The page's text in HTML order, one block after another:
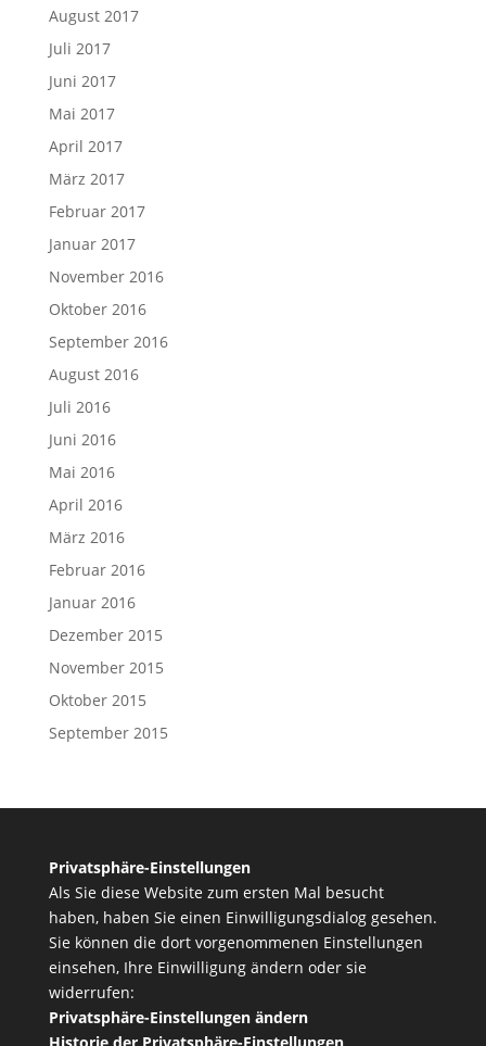
August 2017
Juli 2017
Juni 2017
Mai 2017
April 2017
März 2017
Februar 2017
Januar 2017
November 2016
Oktober 2016
September 2016
August 2016
Juli 2016
Juni 2016
Mai 2016
April 2016
März 2016
Februar 2016
Januar 2016
Dezember 2015
November 2015
Oktober 2015
September 2015
Privatsphäre-Einstellungen
Als Sie diese Website zum ersten Mal besucht
haben, haben Sie einen Einwilligungsdialog gesehen.
Sie können die dort vorgenommenen Einstellungen
einsehen, Ihre Einwilligung ändern oder sie
widerrufen:
Privatsphäre-Einstellungen ändern